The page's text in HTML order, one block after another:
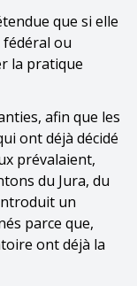
que si elle
ou
la pratique
afin que les
ont déjà décidé
prévalaient,
du Jura, du
un
parce que,
ont déjà la